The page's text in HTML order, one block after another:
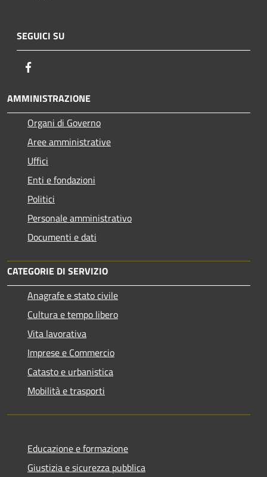
SEGUICI SU
AMMINISTRAZIONE
Organi di Governo
Aree amministrative
Uffici
Enti e fondazioni
Politici
Personale amministrativo
Documenti e dati
CATEGORIE DI SERVIZIO
Anagrafe e stato civile
Cultura e tempo libero
Vita lavorativa
Imprese e Commercio
Catasto e urbanistica
Mobilità e trasporti
Educazione e formazione
Giustizia e sicurezza pubblica